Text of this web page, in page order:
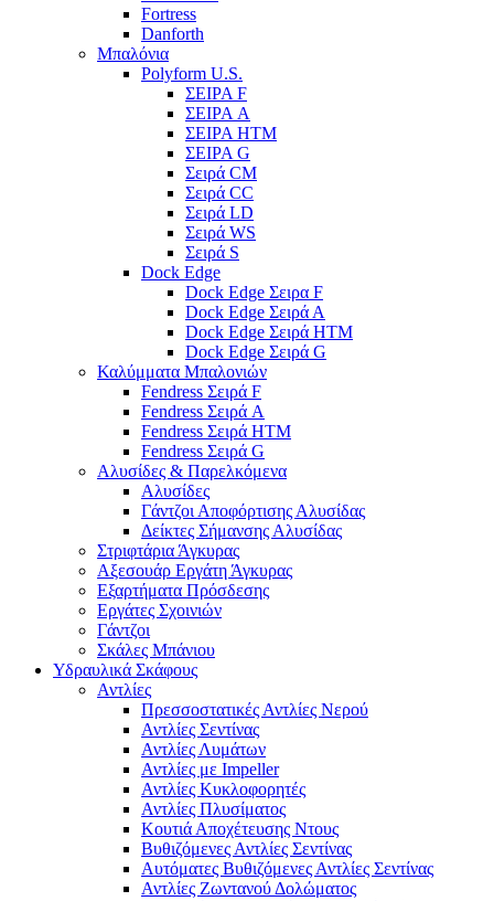
Fortress
Danforth
Μπαλόνια
Polyform U.S.
ΣΕΙΡΑ F
ΣΕΙΡΑ A
ΣΕΙΡΑ HTM
ΣΕΙΡΑ G
Σειρά CM
Σειρά CC
Σειρά LD
Σειρά WS
Σειρά S
Dock Edge
Dock Edge Σειρα F
Dock Edge Σειρά Α
Dock Edge Σειρά HTM
Dock Edge Σειρά G
Καλύμματα Μπαλονιών
Fendress Σειρά F
Fendress Σειρά A
Fendress Σειρά HTM
Fendress Σειρά G
Αλυσίδες & Παρελκόμενα
Αλυσίδες
Γάντζοι Αποφόρτισης Αλυσίδας
Δείκτες Σήμανσης Αλυσίδας
Στριφτάρια Άγκυρας
Αξεσουάρ Εργάτη Άγκυρας
Εξαρτήματα Πρόσδεσης
Εργάτες Σχοινιών
Γάντζοι
Σκάλες Μπάνιου
Υδραυλικά Σκάφους
Αντλίες
Πρεσσοστατικές Αντλίες Νερού
Αντλίες Σεντίνας
Αντλίες Λυμάτων
Αντλίες με Impeller
Αντλίες Κυκλοφορητές
Αντλίες Πλυσίματος
Κουτιά Αποχέτευσης Ντους
Βυθιζόμενες Αντλίες Σεντίνας
Αυτόματες Βυθιζόμενες Αντλίες Σεντίνας
Αντλίες Ζωντανού Δολώματος